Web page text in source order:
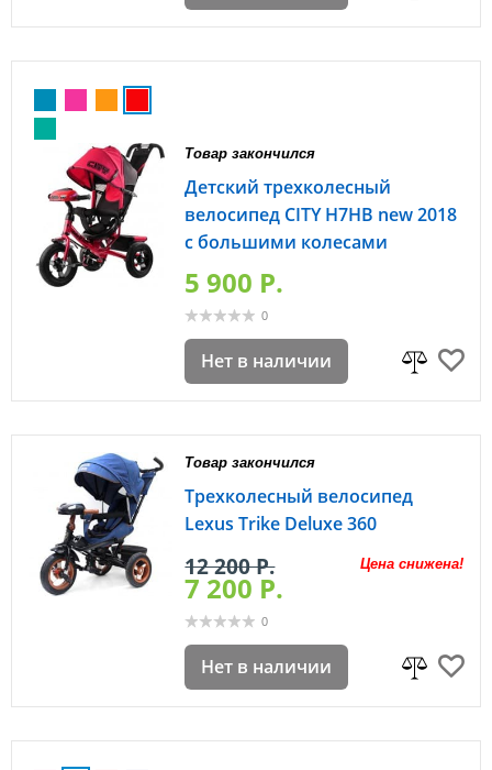
Товар закончился
Детский трехколесный
велосипед CITY H7HB new 2018
с большими колесами
5 900 P.
0
Нет в наличии
Товар закончился
Трехколесный велосипед
Lexus Trike Deluxe 360
Цена снижена!
12 200 P.
7 200 P.
0
Нет в наличии